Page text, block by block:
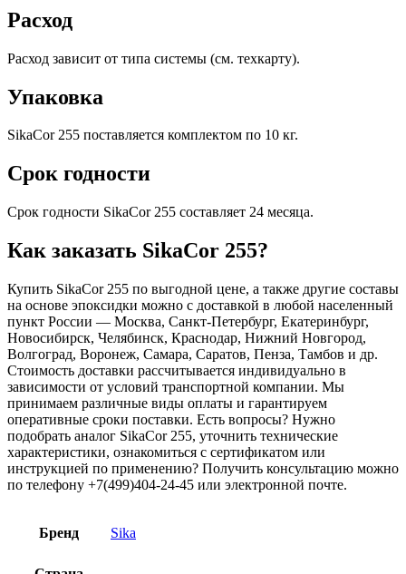
Расход
Расход зависит от типа системы (см. техкарту).
Упаковка
SikaCor 255 поставляется комплектом по 10 кг.
Срок годности
Срок годности SikaCor 255 составляет 24 месяца.
Как заказать SikaCor 255?
Купить SikaCor 255 по выгодной цене, а также другие составы
на основе эпоксидки можно с доставкой в любой населенный
пункт России — Москва, Санкт-Петербург, Екатеринбург,
Новосибирск, Челябинск, Краснодар, Нижний Новгород,
Волгоград, Воронеж, Самара, Саратов, Пенза, Тамбов и др.
Стоимость доставки рассчитывается индивидуально в
зависимости от условий транспортной компании. Мы
принимаем различные виды оплаты и гарантируем
оперативные сроки поставки. Есть вопросы? Нужно
подобрать аналог SikaCor 255, уточнить технические
характеристики, ознакомиться с сертификатом или
инструкцией по применению? Получить консультацию можно
по телефону +7(499)404-24-45 или электронной почте.
Бренд Sika